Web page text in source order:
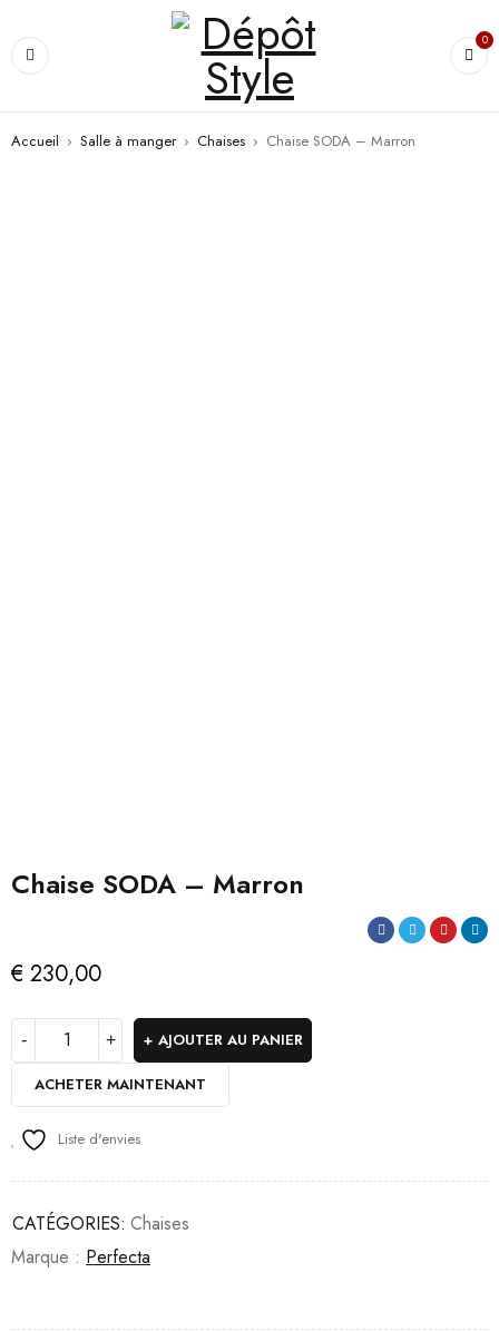
0
Accueil › Salle à manger › Chaises › Chaise SODA – Marron
Chaise SODA – Marron
€ 230,00
AJOUTER AU PANIER
ACHETER MAINTENANT
Liste d'envies
CATÉGORIES: Chaises
Marque : Perfecta